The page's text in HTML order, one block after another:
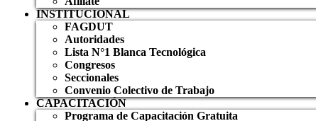
INSTITUCIONAL
FAGDUT
Autoridades
Lista N°1 Blanca Tecnológica
Congresos
Seccionales
Convenio Colectivo de Trabajo
CAPACITACIÓN
Programa de Capacitación Gratuita